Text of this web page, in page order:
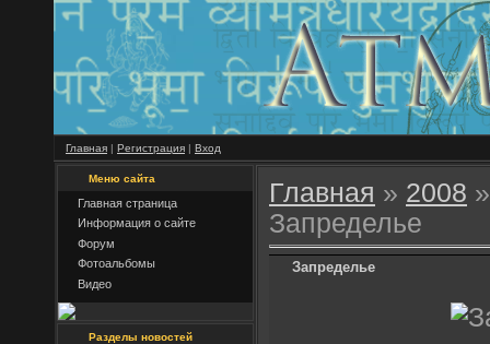
Главная | Регистрация | Вход
Меню сайта
Главная страница
Информация о сайте
Форум
Фотоальбомы
Видео
Разделы новостей
Главная » 2008 »
Запределье
Запределье